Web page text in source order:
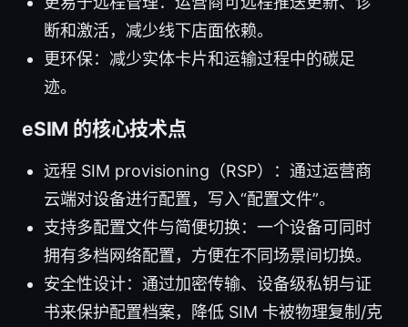
断和激活，减少线下店面依赖。
更环保：减少实体卡片和运输过程中的碳足
迹。
eSIM 的核心技术点
远程 SIM provisioning（RSP）：通过运营商
云端对设备进行配置，写入“配置文件”。
支持多配置文件与简便切换：一个设备可同时
拥有多档网络配置，方便在不同场景间切换。
安全性设计：通过加密传输、设备级私钥与证
书来保护配置档案，降低 SIM 卡被物理复制/克